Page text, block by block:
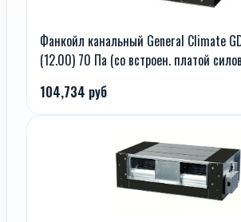
Фанкойл канальный General Climate
(12.00) 70 Па (со встроен. платой
104,734 руб